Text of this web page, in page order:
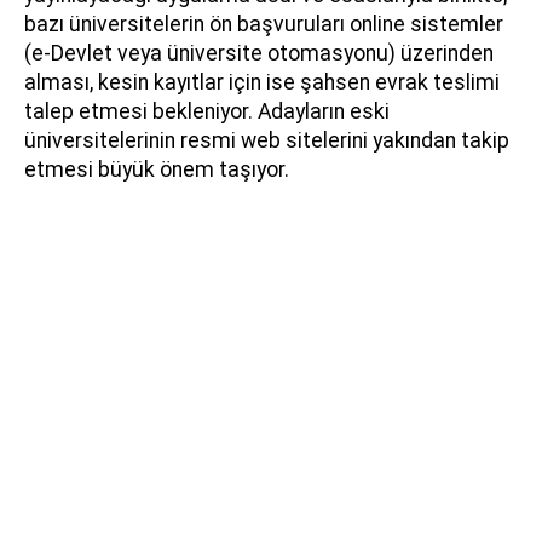
bazı üniversitelerin ön başvuruları online sistemler
(e-Devlet veya üniversite otomasyonu) üzerinden
alması, kesin kayıtlar için ise şahsen evrak teslimi
talep etmesi bekleniyor. Adayların eski
üniversitelerinin resmi web sitelerini yakından takip
etmesi büyük önem taşıyor.